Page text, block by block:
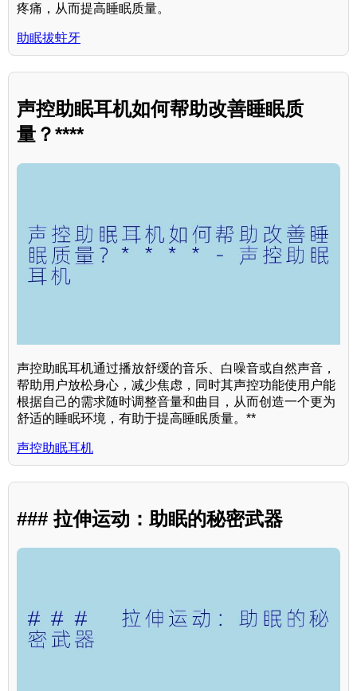
疼痛，从而提高睡眠质量。
助眠拔蛀牙
声控助眠耳机如何帮助改善睡眠质
量？****
声控助眠耳机通过播放舒缓的音乐、白噪音或自然声音，
帮助用户放松身心，减少焦虑，同时其声控功能使用户能
根据自己的需求随时调整音量和曲目，从而创造一个更为
舒适的睡眠环境，有助于提高睡眠质量。**
声控助眠耳机
### 拉伸运动：助眠的秘密武器